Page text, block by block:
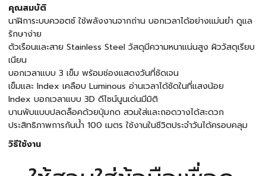
คุณสมบัติ
นาฬิการะบบควอตซ์ ใช้พลังงานจากถ่าน บอกเวลาได้อย่างแม่นยำ ดูแล
รักษาง่าย
ตัวเรือนและสาย Stainless Steel วัสดุมีความหนาแน่นสูง ผิววัสดุเรียบ
เนียน
บอกเวลาแบบ 3 เข็ม พร้อมช่องแสดงวันที่ชัดเจน
เข็มและ Index เคลือบ Luminous อ่านเวลาได้ชัดในที่แสงน้อย
Index บอกเวลาแบบ 3D ดีไซน์นูนเด่นมีมิติ
บานพับแบบปลดล็อคด้วยปุ่มกด สวมใส่และถอดวางได้สะดวก
ประสิทธิภาพการกันน้ำ 100 เมตร ใช้งานในชีวิตประจำวันได้ครอบคลุม
วิธีใช้งาน